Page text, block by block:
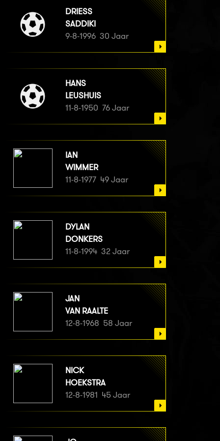
DRIESS
SADDIKI
9-8-1996 30 Jaar
HANS
LEUSHUIS
11-8-1950 76 Jaar
IAN
WIMMER
11-8-1977 49 Jaar
DYLAN
DONKERS
11-8-1994 32 Jaar
JAN
VAN RAALTE
12-8-1968 58 Jaar
NICK
HOEKSTRA
12-8-1981 45 Jaar